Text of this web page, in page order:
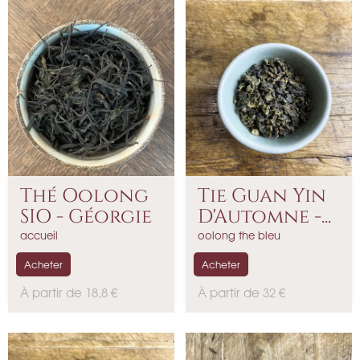
Thé Oolong
SIO - Géorgie
accueil
P
x
À partir de 18,8 €
Acheter
Tie Guan Yin
D'Automne -...
oolong the bleu
P
x
À partir de 32 €
Acheter